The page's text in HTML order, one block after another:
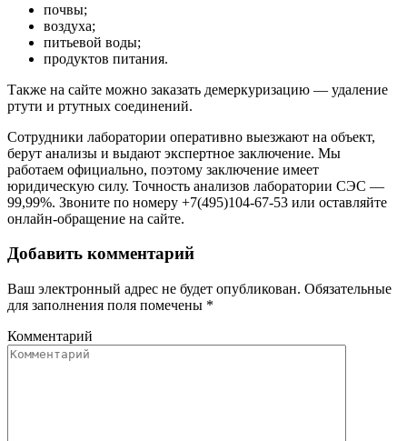
почвы;
воздуха;
питьевой воды;
продуктов питания.
Также на сайте можно заказать демеркуризацию — удаление
ртути и ртутных соединений.
Сотрудники лаборатории оперативно выезжают на объект,
берут анализы и выдают экспертное заключение. Мы
работаем официально, поэтому заключение имеет
юридическую силу. Точность анализов лаборатории СЭС —
99,99%. Звоните по номеру +7(495)104-67-53 или оставляйте
онлайн-обращение на сайте.
Добавить комментарий
Ваш электронный адрес не будет опубликован. Обязательные
для заполнения поля помечены *
Комментарий